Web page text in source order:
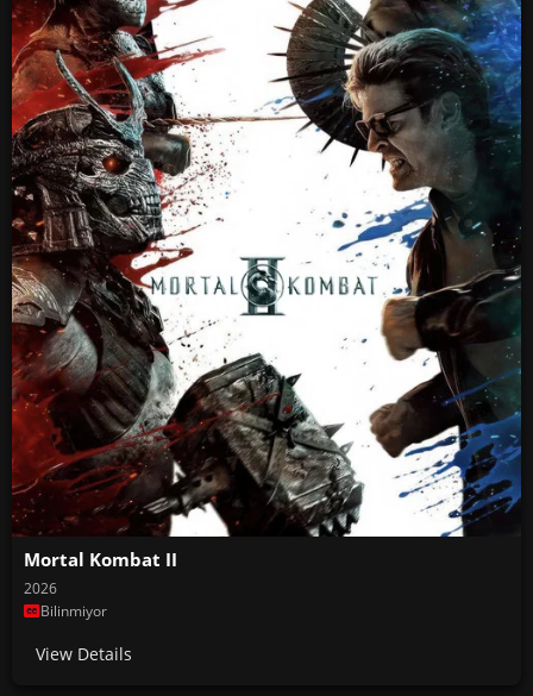
Mortal Kombat II
2026
Bilinmiyor
View Details